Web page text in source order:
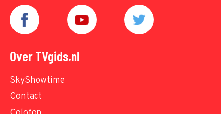
Over TVgids.nl
SkyShowtime
Contact